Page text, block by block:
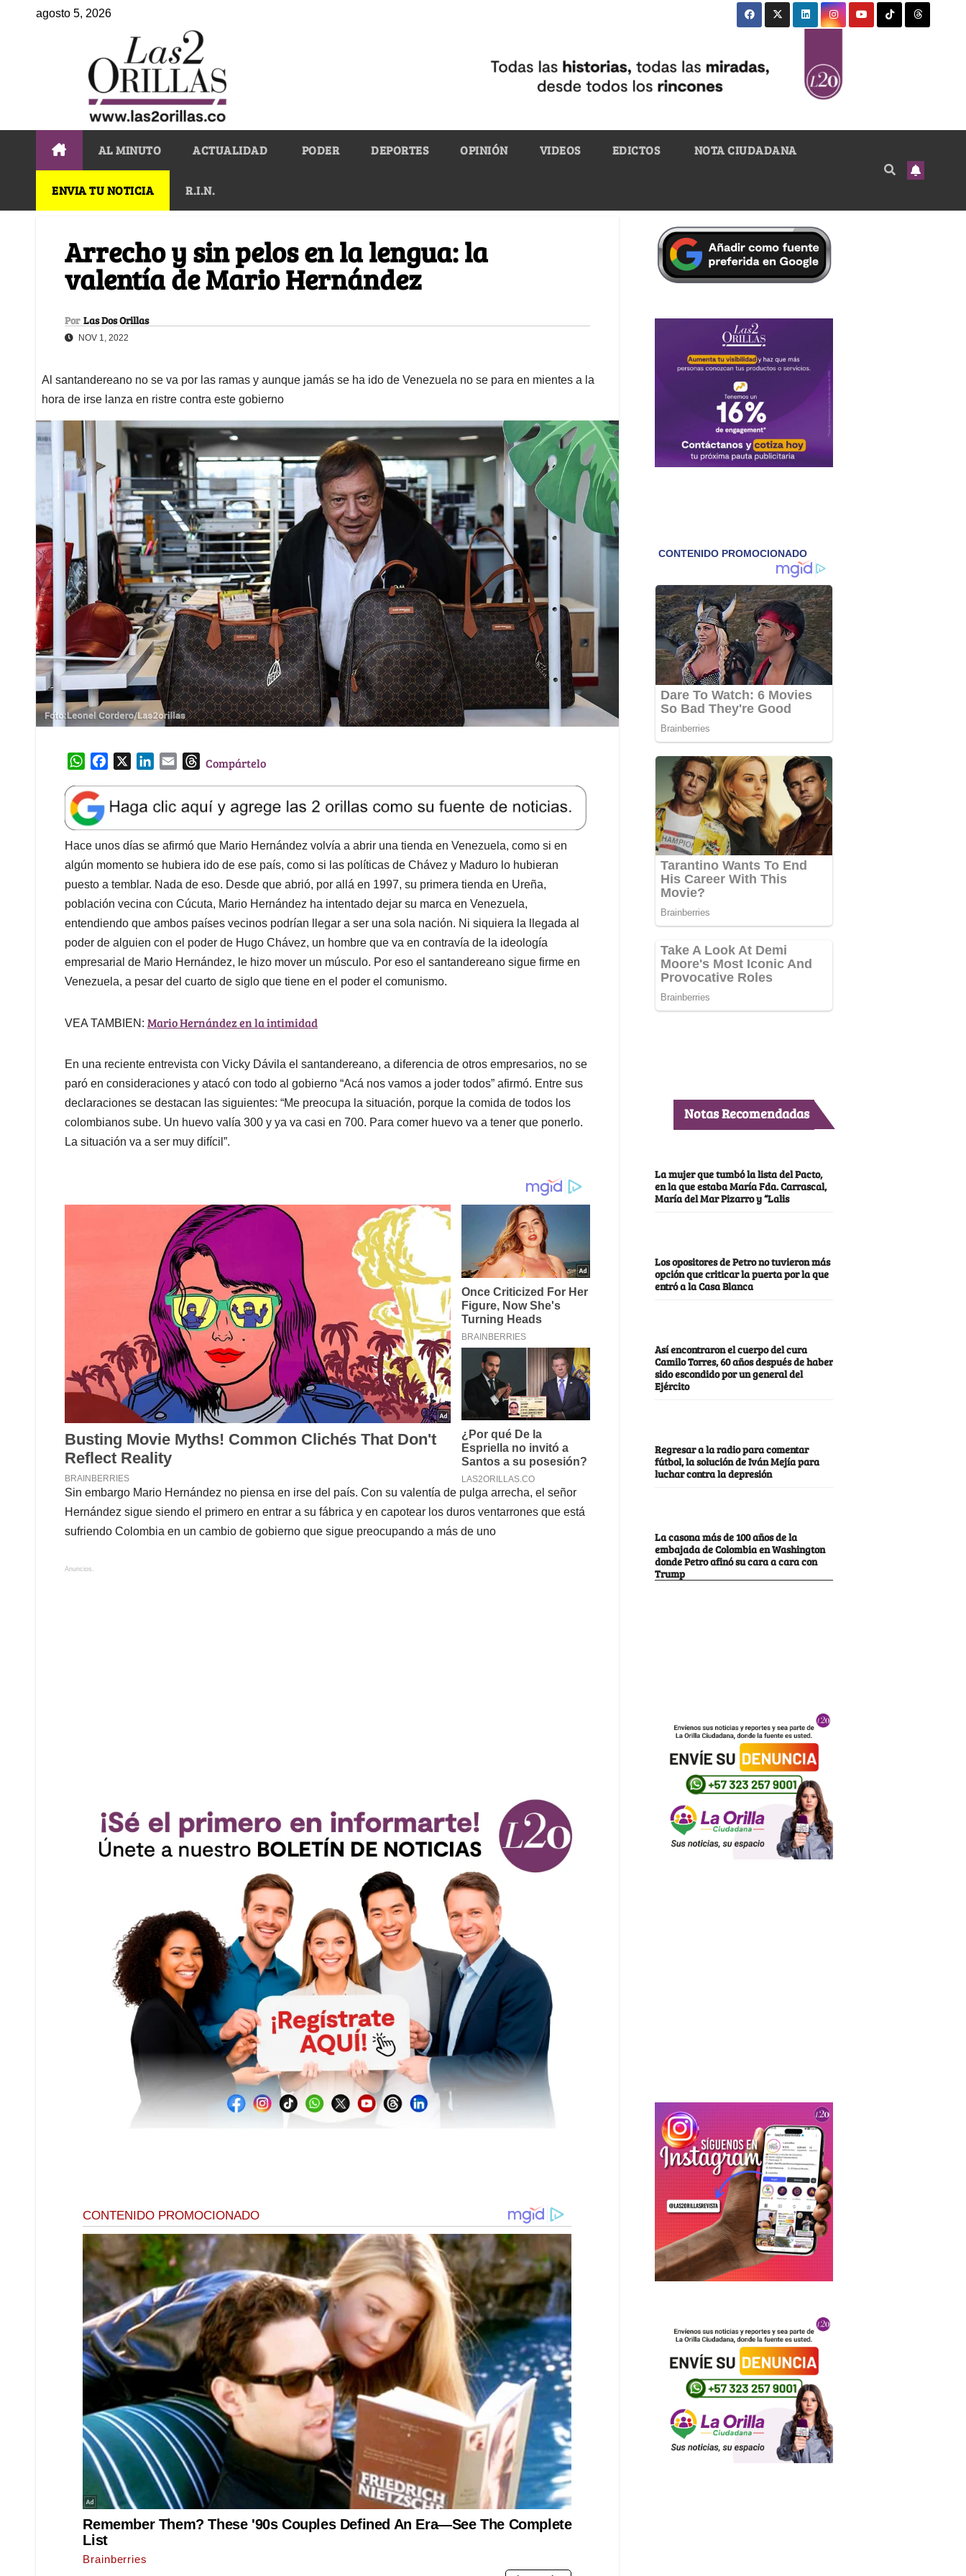
agosto 5, 2026
AL MINUTO ACTUALIDAD PODER DEPORTES OPINIÓN VIDEOS EDICTOS NOTA CIUDADANA
ENVIA TU NOTICIA R.I.N.
Arrecho y sin pelos en la lengua: la
valentía de Mario Hernández
Por Las Dos Orillas
NOV 1, 2022
Al santandereano no se va por las ramas y aunque jamás se ha ido de Venezuela no se para en mientes a la
hora de irse lanza en ristre contra este gobierno
W
a
t
s
A
p
p
e
b
o
o
k
k
e
d
I
n
l
T
e
a
d
s
Compártelo
Hace unos días se afirmó que Mario Hernández volvía a abrir una tienda en Venezuela, como si en
algún momento se hubiera ido de ese país, como si las políticas de Chávez y Maduro lo hubieran
puesto a temblar. Nada de eso. Desde que abrió, por allá en 1997, su primera tienda en Ureña,
población vecina con Cúcuta, Mario Hernández ha intentado dejar su marca en Venezuela,
entendiendo que ambos países vecinos podrían llegar a ser una sola nación. Ni siquiera la llegada al
poder de alguien con el poder de Hugo Chávez, un hombre que va en contravía de la ideología
empresarial de Mario Hernández, le hizo mover un músculo. Por eso el santandereano sigue firme en
Venezuela, a pesar del cuarto de siglo que tiene en el poder el comunismo.
VEA TAMBIEN: Mario Hernández en la intimidad
En una reciente entrevista con Vicky Dávila el santandereano, a diferencia de otros empresarios, no se
paró en consideraciones y atacó con todo al gobierno “Acá nos vamos a joder todos” afirmó. Entre sus
declaraciones se destacan las siguientes: “Me preocupa la situación, porque la comida de todos los
colombianos sube. Un huevo valía 300 y ya va casi en 700. Para comer huevo va a tener que ponerlo.
La situación va a ser muy difícil”.
Sin embargo Mario Hernández no piensa en irse del país. Con su valentía de pulga arrecha, el señor
Hernández sigue siendo el primero en entrar a su fábrica y en capotear los duros ventarrones que está
sufriendo Colombia en un cambio de gobierno que sigue preocupando a más de uno
Anuncios.
Notas Recomendadas
La mujer que tumbó la lista del Pacto,
en la que estaba María Fda. Carrascal,
María del Mar Pizarro y “Lalis
Los opositores de Petro no tuvieron más
opción que criticar la puerta por la que
entró a la Casa Blanca
Así encontraron el cuerpo del cura
Camilo Torres, 60 años después de haber
sido escondido por un general del
Ejército
Regresar a la radio para comentar
fútbol, la solución de Iván Mejía para
luchar contra la depresión
La casona más de 100 años de la
embajada de Colombia en Washington
donde Petro afinó su cara a cara con
Trump